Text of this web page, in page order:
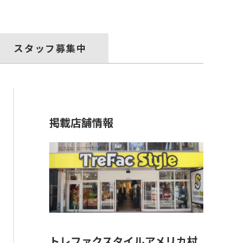
スタッフ募集中
掲載店舗情報